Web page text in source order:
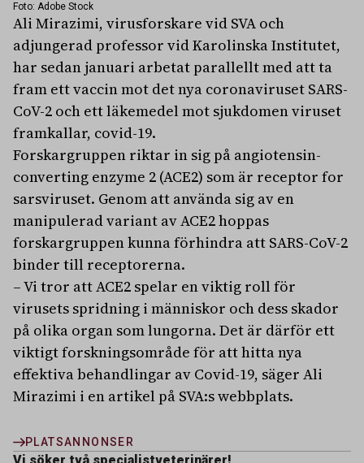
Foto: Adobe Stock
Ali Mirazimi, virusforskare vid SVA och
adjungerad professor vid Karolinska Institutet,
har sedan januari arbetat parallellt med att ta
fram ett vaccin mot det nya coronaviruset SARS-
CoV-2 och ett läkemedel mot sjukdomen viruset
framkallar, covid-19.
Forskargruppen riktar in sig på angiotensin-
converting enzyme 2 (ACE2) som är receptor for
sarsviruset. Genom att använda sig av en
manipulerad variant av ACE2 hoppas
forskargruppen kunna förhindra att SARS-CoV-2
binder till receptorerna.
– Vi tror att ACE2 spelar en viktig roll för
virusets spridning i människor och dess skador
på olika organ som lungorna. Det är därför ett
viktigt forskningsområde för att hitta nya
effektiva behandlingar av Covid-19, säger Ali
Mirazimi i en artikel på SVA:s webbplats.
PLATSANNONSER